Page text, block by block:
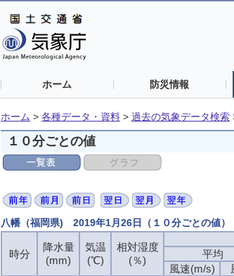
ホーム 防災情報
ホーム > 各種データ・資料 > 過去の気象データ検索
１０分ごとの値
八幡（福岡県) 2019年1月26日（１０分ごとの値）
時分
降水量
(mm)
気温
(℃)
相対湿度
(％)
平均
風速(m/s)
時分
降水量
(mm)
気温
(℃)
相対湿度
(％)
平均
風速(m/s)
時分
降水量
(mm)
気温
(℃)
相対湿度
(％)
平均
風速(m/s)
時分
降水量
(mm)
気温
(℃)
相対湿度
(％)
平均
風速(m/s)